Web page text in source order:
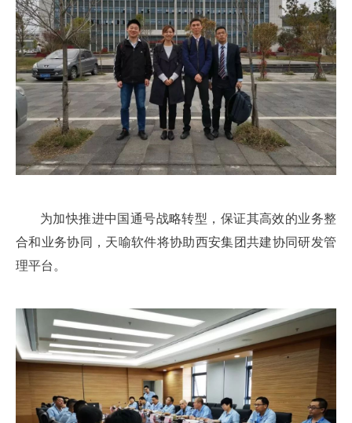
为加快推进中国通号战略转型，保证其高效的业务整
合和业务协同，天喻软件将协助西安集团共建协同研发管
理平台。